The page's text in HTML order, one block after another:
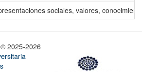
sociales, valores,
2025-2026